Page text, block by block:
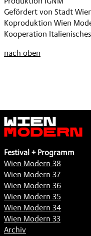
Gefördert von Stadt
Koproduktion Wien
Kooperation
nach oben
Wien
Modern
Festival + Programm
Wien Modern 38
Wien Modern 37
Wien Modern 36
Wien Modern 35
Wien Modern 34
Wien Modern 33
Archiv